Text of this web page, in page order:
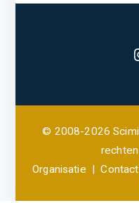
© 2008-2026
Organisatie |Contact